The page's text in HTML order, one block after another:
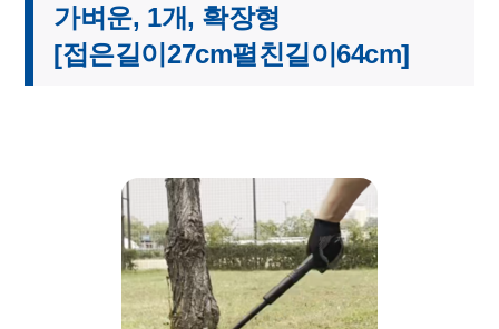
가벼운, 1개, 확장형
[접은길이27cm펼친길이64cm]